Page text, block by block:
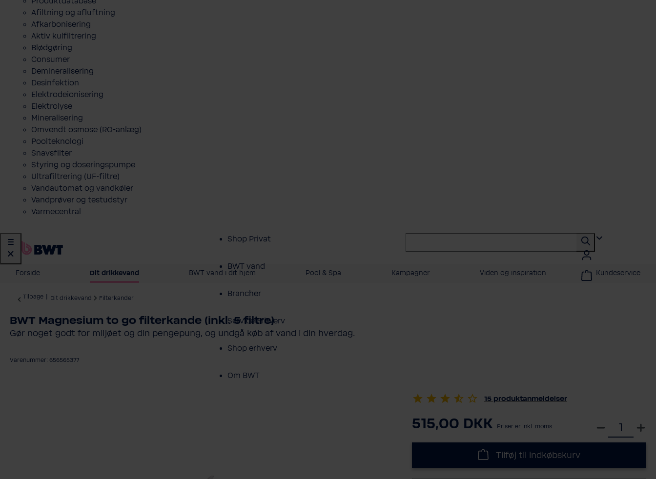
​Afiltning og afluftning
Afkarbonisering
Aktiv kulfiltrering
Blødgøring
Consumer
Demineralisering
Desinfektion
Elektrodeionisering
Elektrolyse
Mineralisering
Omvendt osmose (RO-anlæg)
Poolteknologi
Snavsfilter
Styring og doseringspumpe
Ultrafiltrering (UF-filtre)
Vandautomat og vandkøler
Vandprøver og testudstyr
Varmecentral
Shop Privat
BWT vand
Brancher
Service Erhverv
Shop erhverv
Om BWT
Forside Dit drikkevand BWT vand i dit hjem Pool & Spa Kampagner Viden og inspiration Kundeservice
Tilbage Dit drikkevand Filterkander
BWT Magnesium to go filterkande (inkl. 5 filtre)
Gør noget godt for miljøet og din pengepung, og undgå køb af vand i din hverdag.
Varenummer: 656565377
15 produktanmeldelser
515,00 DKK Priser er inkl. moms.
c
Tilføj til indkøbskurv